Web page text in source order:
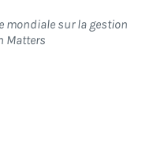
mondiale sur la gestion
Matters